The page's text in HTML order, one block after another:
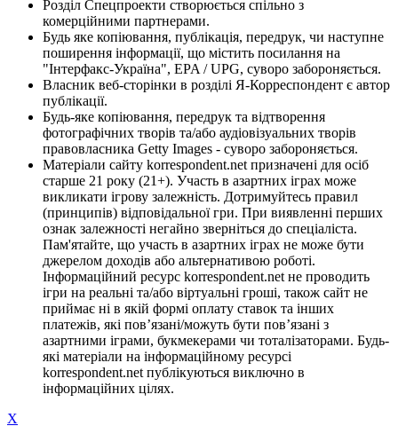
Розділ Спецпроекти створюється спільно з
комерційними партнерами.
Будь яке копіювання, публікація, передрук, чи наступне
поширення інформації, що містить посилання на
"Інтерфакс-Україна", EPA / UPG, суворо забороняється.
Власник веб-сторінки в розділі Я-Корреспондент є автор
публікації.
Будь-яке копіювання, передрук та відтворення
фотографічних творів та/або аудіовізуальних творів
правовласника Getty Images - суворо забороняється.
Матеріали сайту korrespondent.net призначені для осіб
старше 21 року (21+). Участь в азартних іграх може
викликати ігрову залежність. Дотримуйтесь правил
(принципів) відповідальної гри. При виявленні перших
ознак залежності негайно зверніться до спеціаліста.
Пам'ятайте, що участь в азартних іграх не може бути
джерелом доходів або альтернативою роботі.
Інформаційний ресурс korrespondent.net не проводить
ігри на реальні та/або віртуальні гроші, також сайт не
приймає ні в якій формі оплату ставок та інших
платежів, які пов’язані/можуть бути пов’язані з
азартними іграми, букмекерами чи тоталізаторами. Будь-
які матеріали на інформаційному ресурсі
korrespondent.net публікуються виключно в
інформаційних цілях.
X